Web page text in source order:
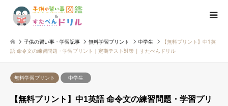
子供の習い事・学習記事 無料学習プリント 中学生
【無料プリント】中1英
語 命令文の練習問題・学習プリント｜定期テスト対策 | すたぺんドリル
無料学習プリント 中学生
【無料プリント】中1英語 命令文の練習問題・学習プリ